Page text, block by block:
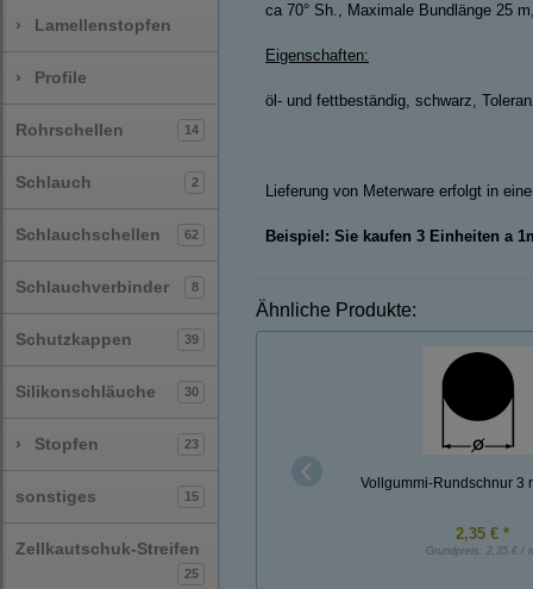
› Lamellenstopfen
› Profile
Rohrschellen 14
Schlauch 2
Schlauchschellen 62
Schlauchverbinder 8
Schutzkappen 39
Silikonschläuche 30
› Stopfen 23
sonstiges 15
Zellkautschuk-Streifen
25
ca 70° Sh., Maximale Bundlänge 25
Eigenschaften:
öl- und fettbeständig, schwarz,
Lieferung von Meterware erfolgt in
Beispiel: Sie kaufen 3 Einheiten a
Ähnliche Produkte:
Vollgummi-Rundschnur 3
2,35 € *
Grundpreis: 2,35 € /